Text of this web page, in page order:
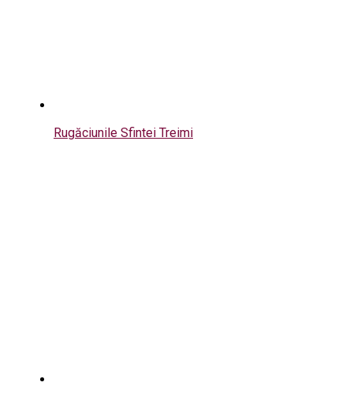
Rugăciunile Sfintei Treimi